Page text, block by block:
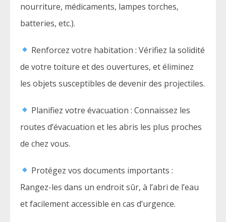
nourriture, médicaments, lampes torches,
batteries, etc.).
Renforcez votre habitation : Vérifiez la solidité
de votre toiture et des ouvertures, et éliminez
les objets susceptibles de devenir des projectiles.
Planifiez votre évacuation : Connaissez les
routes d’évacuation et les abris les plus proches
de chez vous.
Protégez vos documents importants :
Rangez-les dans un endroit sûr, à l’abri de l’eau
et facilement accessible en cas d’urgence.